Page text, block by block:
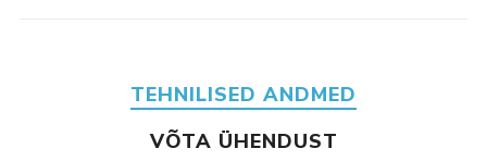
TEHNILISED ANDMED
VÕTA ÜHENDUST